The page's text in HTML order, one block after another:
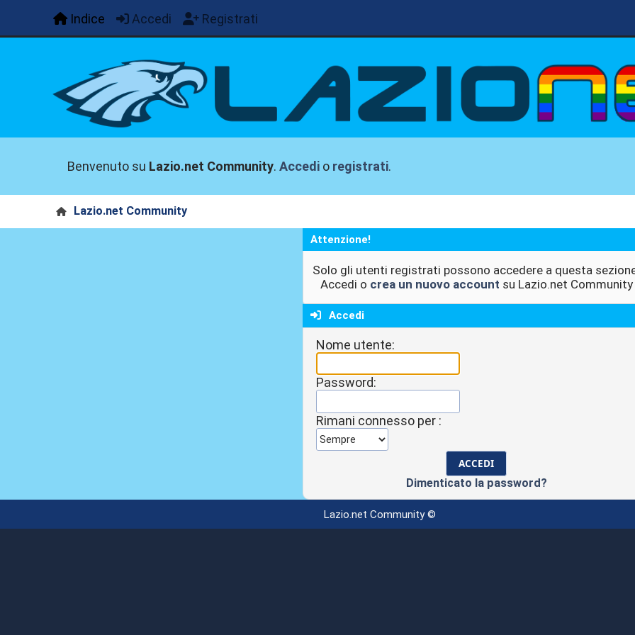
Indice Accedi Registrati
Benvenuto su Lazio.net Community.Accedi o registrati.
Lazio.net Community
Attenzione!
Solo gli utenti registrati possono accedere a questa
Accedi o crea un nuovo account su Lazio.net Community
Accedi
Nome utente:
Password:
Rimani connesso per :
Dimenticato la password?
Lazio.net Community ©